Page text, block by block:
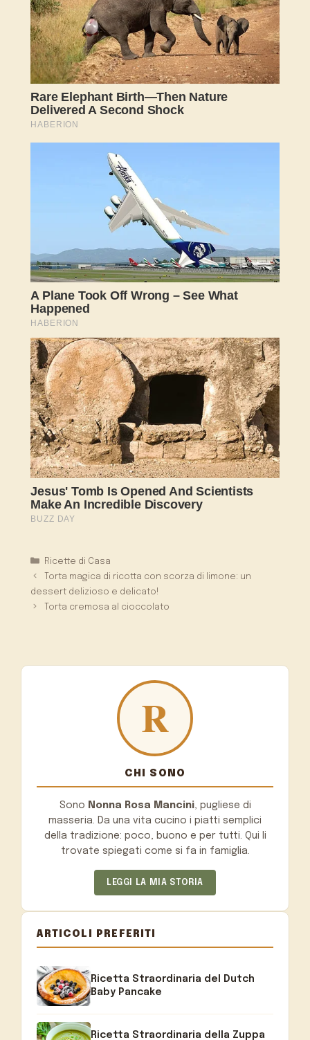
Categorie
Ricette di Casa
Torta magica di ricotta con scorza di limone: un
dessert delizioso e delicato!
Torta cremosa al cioccolato
CHI SONO
Sono Nonna Rosa Mancini, pugliese di
masseria. Da una vita cucino i piatti semplici
della tradizione: poco, buono e per tutti. Qui li
trovate spiegati come si fa in famiglia.
LEGGI LA MIA STORIA
ARTICOLI PREFERITI
Ricetta Straordinaria del Dutch
Baby Pancake
Ricetta Straordinaria della Zuppa